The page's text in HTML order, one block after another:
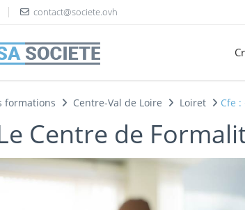
contact@societe.ovh
formations Centre-Val de Loire Loiret Cfe
Centre de